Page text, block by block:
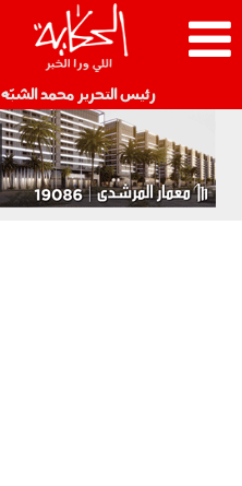
رئيس التحرير محمد الشبّه